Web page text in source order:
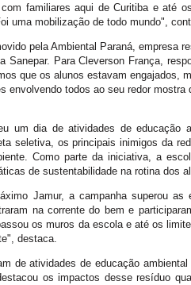
familiares aqui de Curitiba e até
uma mobilização de todo mundo",
pela Ambiental Paraná, empresa
Para Cleverson França,
que os alunos estavam engajados,
envolvendo todos ao seu redor
um dia de atividades de educação
seletiva, os principais inimigos da
Como parte da iniciativa, a
de sustentabilidade na rotina dos
Jamur, a campanha superou
na corrente do bem e
os muros da escola e até os
destaca.
de atividades de educação
os impactos desse resíduo